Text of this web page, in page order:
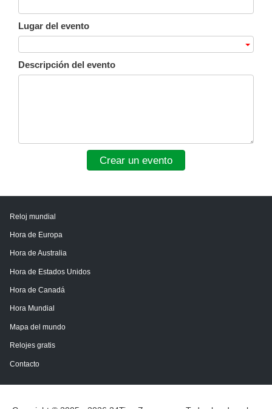
Lugar del evento
Descripción del evento
Crear un evento
Reloj mundial
Hora de Europa
Hora de Australia
Hora de Estados Unidos
Hora de Canadá
Hora Mundial
Mapa del mundo
Relojes gratis
Contacto